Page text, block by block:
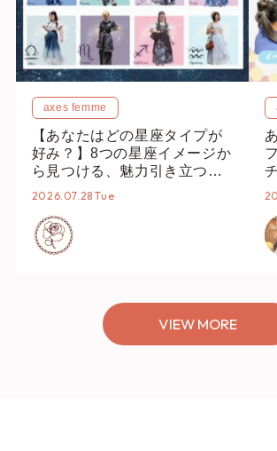
axes femme
【あなたはどの星座タイプが
好み？】8つの星座イメージか
ら見つける、魅力引き立つス
タイリング♡
2026.07.28 Tue
VIEW MORE